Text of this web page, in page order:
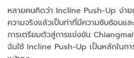
หลายคนคิดว่า Incline Push-Up ง่า
ความจริงแล้วเป็นท่าที่มีความซับซ้อนและ
การเตรียมตัวสู่การแข่งขัน
ฉันใช้ Incline Push-Up เป็นหลักใน